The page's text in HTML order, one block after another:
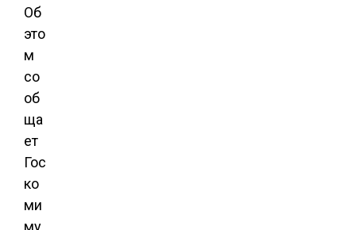
Об
это
м
со
об
ща
ет
Гос
ко
ми
му